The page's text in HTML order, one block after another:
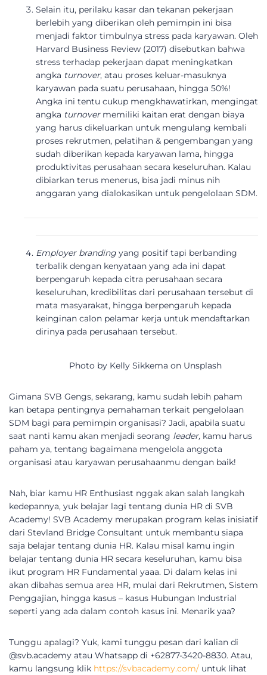
Selain itu, perilaku kasar dan tekanan pekerjaan
berlebih yang diberikan oleh pemimpin ini bisa
menjadi faktor timbulnya stress pada karyawan. Oleh
Harvard Business Review (2017) disebutkan bahwa
stress terhadap pekerjaan dapat meningkatkan
angka turnover, atau proses keluar-masuknya
karyawan pada suatu perusahaan, hingga 50%!
Angka ini tentu cukup mengkhawatirkan, mengingat
angka turnover memiliki kaitan erat dengan biaya
yang harus dikeluarkan untuk mengulang kembali
proses rekrutmen, pelatihan & pengembangan yang
sudah diberikan kepada karyawan lama, hingga
produktivitas perusahaan secara keseluruhan. Kalau
dibiarkan terus menerus, bisa jadi minus nih
anggaran yang dialokasikan untuk pengelolaan SDM.
Employer branding yang positif tapi berbanding
terbalik dengan kenyataan yang ada ini dapat
berpengaruh kepada citra perusahaan secara
keseluruhan, kredibilitas dari perusahaan tersebut di
mata masyarakat, hingga berpengaruh kepada
keinginan calon pelamar kerja untuk mendaftarkan
dirinya pada perusahaan tersebut.
Photo by Kelly Sikkema on Unsplash
Gimana SVB Gengs, sekarang, kamu sudah lebih paham
kan betapa pentingnya pemahaman terkait pengelolaan
SDM bagi para pemimpin organisasi? Jadi, apabila suatu
saat nanti kamu akan menjadi seorang leader, kamu harus
paham ya, tentang bagaimana mengelola anggota
organisasi atau karyawan perusahaanmu dengan baik!
Nah, biar kamu HR Enthusiast nggak akan salah langkah
kedepannya, yuk belajar lagi tentang dunia HR di SVB
Academy! SVB Academy merupakan program kelas inisiatif
dari Stevland Bridge Consultant untuk membantu siapa
saja belajar tentang dunia HR. Kalau misal kamu ingin
belajar tentang dunia HR secara keseluruhan, kamu bisa
ikut program HR Fundamental yaaa. Di dalam kelas ini
akan dibahas semua area HR, mulai dari Rekrutmen, Sistem
Penggajian, hingga kasus – kasus Hubungan Industrial
seperti yang ada dalam contoh kasus ini. Menarik yaa?
Tunggu apalagi? Yuk, kami tunggu pesan dari kalian di
@svb.academy atau Whatsapp di +62877-3420-8830. Atau,
kamu langsung klik https://svbacademy.com/ untuk lihat